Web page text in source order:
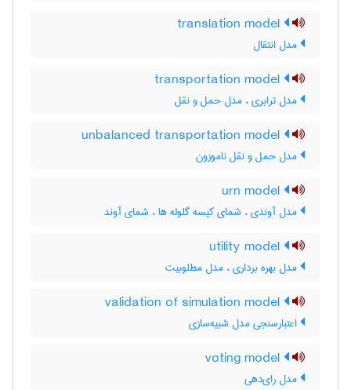
مدل انتقال
مدل ترابری ، مدل حمل و نقل
مدل حمل و نقل ناموزون
مدل آوندی ، شمای کیسه گلوله ها ، شمای آوند
مدل بهره برداری ، مدل مطلوبیت
اعتبارسنجی مدل شبیه‌سازی
مدل رای‌دهی